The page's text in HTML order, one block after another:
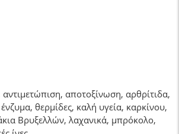
αποτοξίνωση, αρθρίτιδα,
θερμίδες, καλή υγεία, καρκίνου,
Βρυξελλών, λαχανικά, μπρόκολο,